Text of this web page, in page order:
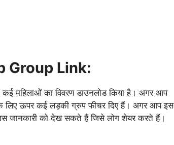
Group Link:
महिलाओं का विवरण डाउनलोड किया है। अगर आप
लिए ऊपर कई लड़की ग्रुप फीचर दिए हैं। अगर आप इस
जानकारी को देख सकते हैं जिसे लोग शेयर करते हैं।